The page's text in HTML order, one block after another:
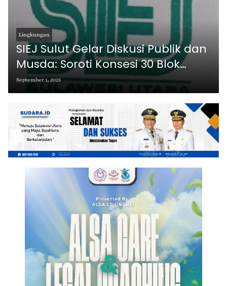
Lingkungan
SIEJ Sulut Gelar Diskusi Publik dan
Musda: Soroti Konsesi 30 Blok
Tambang Rakyat dan Masa
Depan Lingkungan
September 1, 2025